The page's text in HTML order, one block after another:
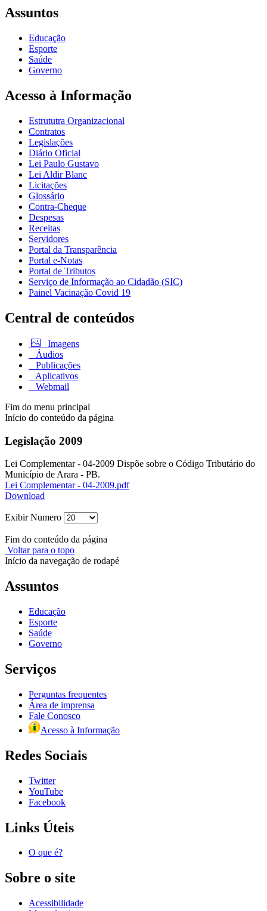
Assuntos
Educação
Esporte
Saúde
Governo
Acesso à Informação
Estrututra Organizacional
Contratos
Legislações
Diário Oficial
Lei Paulo Gustavo
Lei Aldir Blanc
Licitações
Glossário
Contra-Cheque
Despesas
Receitas
Servidores
Portal da Transparência
Portal e-Notas
Portal de Tributos
Serviço de Informação ao Cidadão (SIC)
Painel Vacinação Covid 19
Central de conteúdos
Imagens
Áudios
Publicações
Aplicativos
Webmail
Fim do menu principal
Início do conteúdo da página
Legislação 2009
Lei Complementar - 04-2009 Dispõe sobre o Código Tributário do
Município de Arara - PB.
Lei Complementar - 04-2009.pdf
Download
Exibir Numero
Fim do conteúdo da página
Voltar para o topo
Início da navegação de rodapé
Assuntos
Educação
Esporte
Saúde
Governo
Serviços
Perguntas frequentes
Área de imprensa
Fale Conosco
Acesso à Informação
Redes Sociais
Twitter
YouTube
Facebook
Links Úteis
O que é?
Sobre o site
Acessibilidade